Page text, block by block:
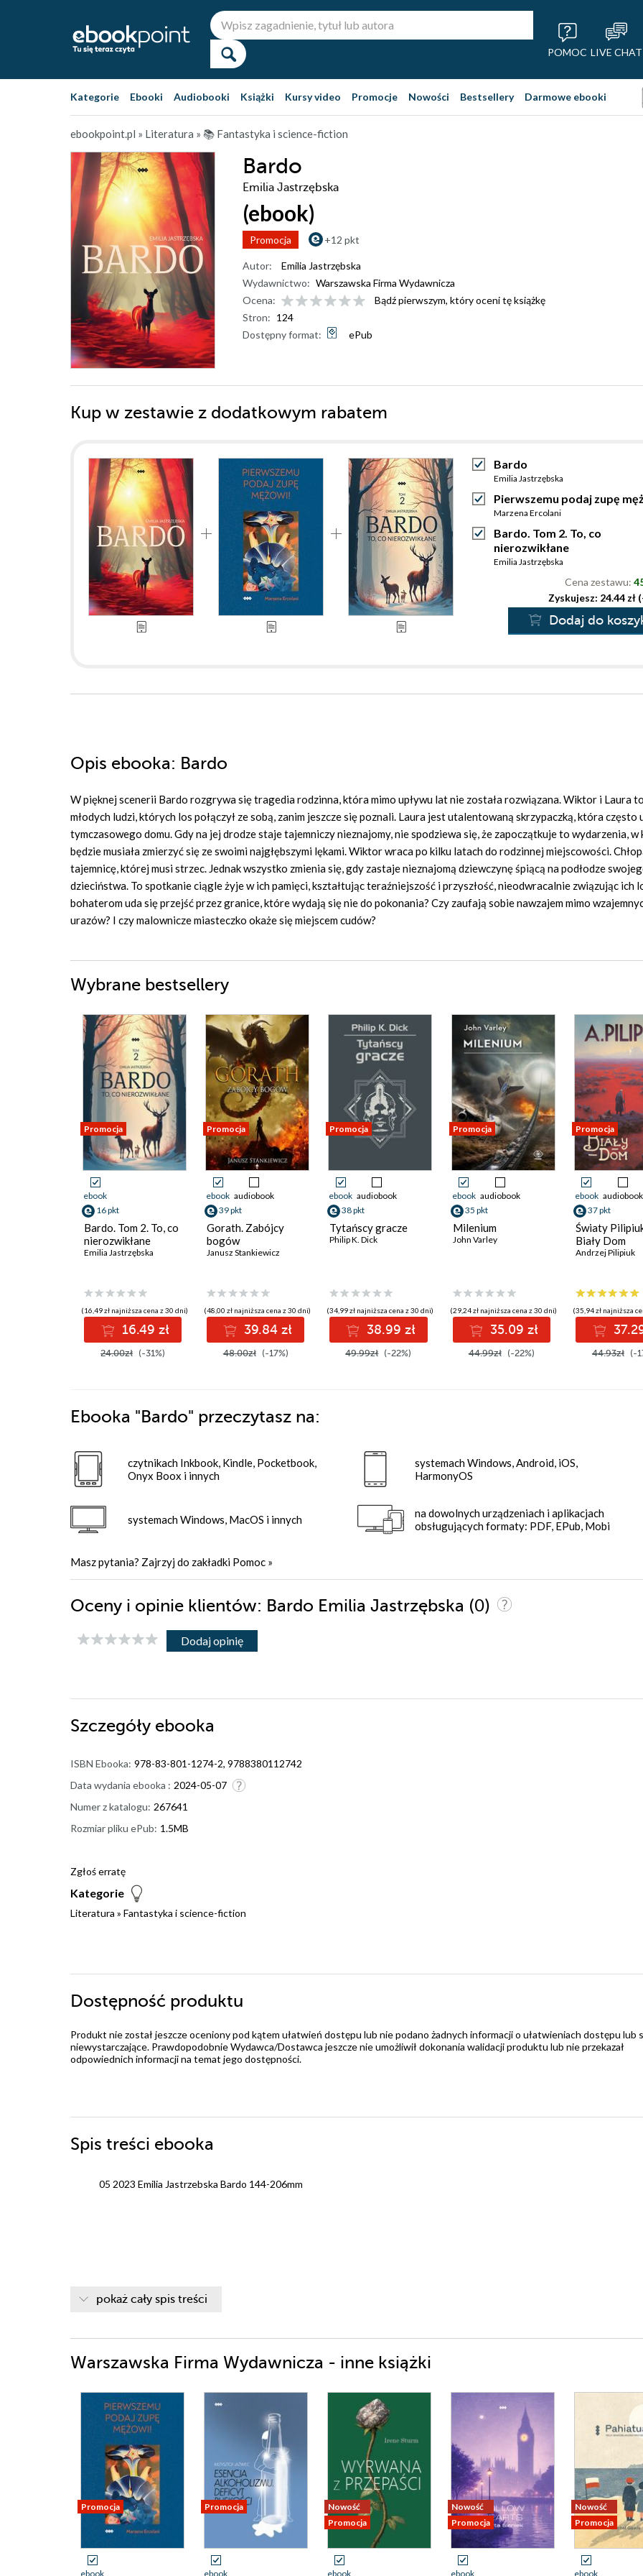
POMOC LIVE CHAT
Kategorie Ebooki Audiobooki Książki Kursy video Promocje Nowości Bestsellery Darmowe ebooki
ebookpoint.pl » Literatura » 📚 Fantastyka i science-fiction
Bardo
Emilia Jastrzębska
(ebook)
Promocja +12 pkt
Autor:
Emilia Jastrzębska
Wydawnictwo: Warszawska Firma Wydawnicza
Ocena:
Bądź pierwszym, który oceni tę książkę
Stron: 124
Dostępny format:
ePub
Kup w zestawie z dodatkowym rabatem
Bardo
Emilia Jastrzębska
Pierwszemu podaj zupę
Marzena Ercolani
Bardo. Tom 2. To, co
nierozwikłane
Emilia Jastrzębska
Cena zestawu:
Zyskujesz: 24.44 zł
Dodaj do
Opis ebooka: Bardo
W pięknej scenerii Bardo rozgrywa się tragedia rodzinna, która mimo upływu lat nie została rozwiązana. Wiktor i Laura
młodych ludzi, których los połączył ze sobą, zanim jeszcze się poznali. Laura jest utalentowaną skrzypaczką, która często
tymczasowego domu. Gdy na jej drodze staje tajemniczy nieznajomy, nie spodziewa się, że zapoczątkuje to wydarzenia,
będzie musiała zmierzyć się ze swoimi najgłębszymi lękami. Wiktor wraca po kilku latach do rodzinnej miejscowości.
tajemnicę, której musi strzec. Jednak wszystko zmienia się, gdy zastaje nieznajomą dziewczynę śpiącą na podłodze
dzieciństwa. To spotkanie ciągle żyje w ich pamięci, kształtując teraźniejszość i przyszłość, nieodwracalnie związując ich
bohaterom uda się przejść przez granice, które wydają się nie do pokonania? Czy zaufają sobie nawzajem mimo
urazów? I czy malownicze miasteczko okaże się miejscem cudów?
Wybrane bestsellery
Promocja
ebook
16 pkt
Bardo. Tom 2. To, co
nierozwikłane
Emilia Jastrzębska
(16,49 zł najniższa cena z 30 dni)
16.49 zł
24.00zł (-31%)
Promocja
ebook audiobook
39 pkt
Gorath. Zabójcy
bogów
Janusz Stankiewicz
(48,00 zł najniższa cena z 30 dni)
39.84 zł
48.00zł (-17%)
Promocja
ebook audiobook
38 pkt
Tytańscy gracze
Philip K. Dick
(34,99 zł najniższa cena z 30 dni)
38.99 zł
49.99zł (-22%)
Promocja
ebook audiobook
35 pkt
Milenium
John Varley
(29,24 zł najniższa cena z 30 dni)
35.09 zł
44.99zł (-22%)
Promocja
ebook audiobook
37 pkt
Światy
Biały Dom
Andrzej Pilipiuk
(35,94 zł najniższa
44.93zł (-
Ebooka "Bardo" przeczytasz na:
czytnikach Inkbook, Kindle, Pocketbook,
Onyx Boox i innych
systemach Windows, MacOS i innych
systemach Windows, Android, iOS,
HarmonyOS
na dowolnych urządzeniach i aplikacjach
obsługujących formaty: PDF, EPub, Mobi
Masz pytania? Zajrzyj do zakładki Pomoc »
Oceny i opinie klientów: Bardo Emilia Jastrzębska (0)
Dodaj opinię
Szczegóły ebooka
ISBN Ebooka: 978-83-801-1274-2, 9788380112742
Data wydania ebooka : 2024-05-07
Numer z katalogu: 267641
Rozmiar pliku ePub: 1.5MB
Zgłoś erratę
Kategorie
Literatura » Fantastyka i science-fiction
Dostępność produktu
Produkt nie został jeszcze oceniony pod kątem ułatwień dostępu lub nie podano żadnych informacji o ułatwieniach dostępu lub
niewystarczające. Prawdopodobnie Wydawca/Dostawca jeszcze nie umożliwił dokonania walidacji produktu lub nie przekazał
odpowiednich informacji na temat jego dostępności.
Spis treści ebooka
05 2023 Emilia Jastrzebska Bardo 144-206mm
pokaż cały spis treści
Warszawska Firma Wydawnicza - inne książki
Promocja
ebook
Promocja
ebook
Nowość
Promocja
ebook
Nowość
Promocja
ebook
Nowość
Promocja
ebook